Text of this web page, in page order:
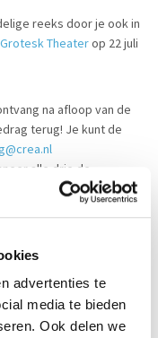
advertenties te
media te bieden
Ook delen we
reeks door je ook in
Theaterop 22 juli
na afloop van de
terug! Je kunt de
alle drie de
hebt deelgenomen.
worden afgerond op